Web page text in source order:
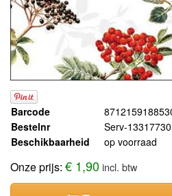
Barcode
Bestelnr
Serv-13317730
Beschikbaarheid
op voorraad
Onze prijs: € 1,90incl. btw